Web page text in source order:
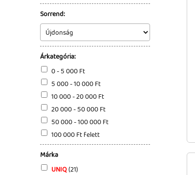
Sorrend:
Árkategória:
0 - 5 000 Ft
5 000 - 10 000 Ft
10 000 - 20 000 Ft
20 000 - 50 000 Ft
50 000 - 100 000 Ft
100 000 Ft felett
Márka
UNIQ(21)